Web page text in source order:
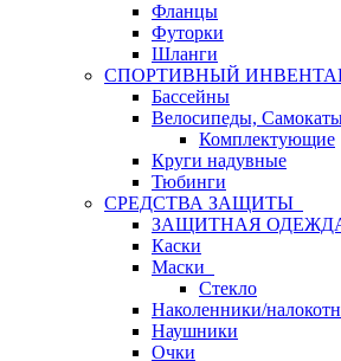
Фланцы
Футорки
Шланги
СПОРТИВНЫЙ
Бассейны
Велосипеды,
Комплектующие
Круги надувные
Тюбинги
СРЕДСТВА ЗАЩИТЫ
ЗАЩИТНАЯ
Каски
Маски
Стекло
Наколенники/
Наушники
Очки